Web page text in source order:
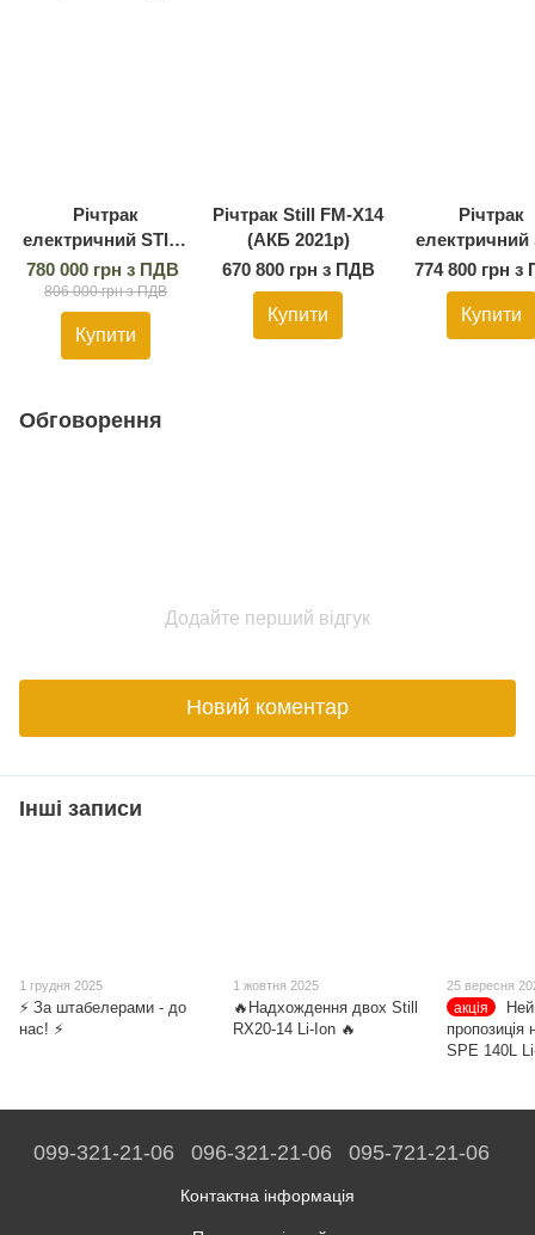
Річтрак
електричний STILL
FM-X12 (Li-ion 2019
р.)
780 000 грн з ПДВ
806 000 грн з ПДВ
Купити
Річтрак Still FM-X14
(АКБ 2021р)
670 800 грн з ПДВ
Купити
Річтрак
електричний
FM-X14
774 800 грн
Купити
Обговорення
Додайте перший відгук
Новий коментар
Інші записи
1 грудня 2025
⚡️ За штабелерами - до
нас! ⚡️
1 жовтня 2025
🔥Надхождення двох Still
RX20-14 Li-Ion 🔥
25 вересня
акція
пропозиція
SPE 140L
099-321-21-06 096-321-21-06 095-721-21-06
Контактна інформація